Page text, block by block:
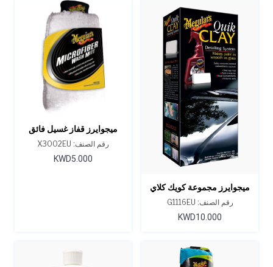
ميجوايرز مجموعة كويك كلاي
الإبتدائية
رقم الصنف: G1116EU
KWD10.000
ميجوايرز قفاز غسيل فائق
النعومة من الألياف الدقيقة
رقم الصنف: X3002EU
KWD5.000